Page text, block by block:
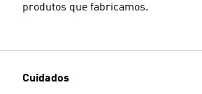
produtos que fabricamos.
Cuidados